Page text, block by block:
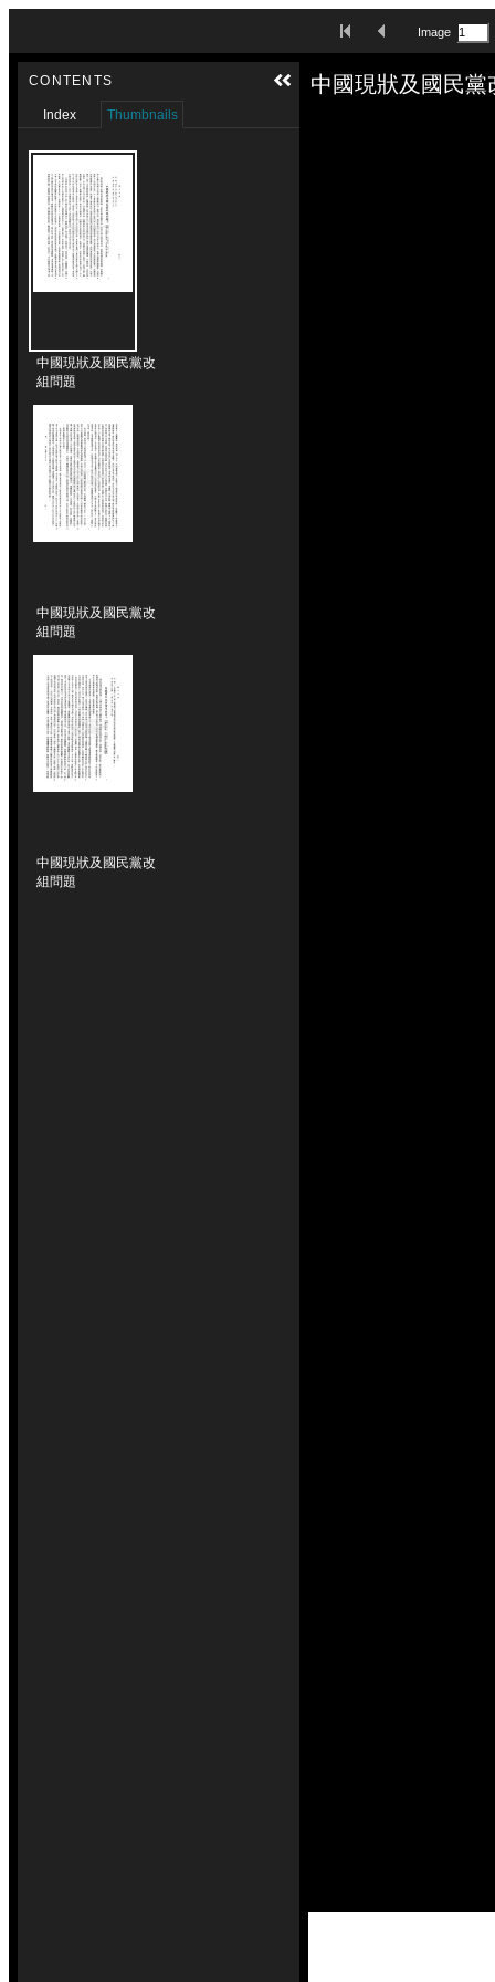
First ImagePrevious Image
Image
Media Viewer
中國現狀及國民黨
CONTENTS
Index Thumbnails
中國現狀及國民黨改
組問題
中國現狀及國民黨改
組問題
中國現狀及國民黨改
組問題